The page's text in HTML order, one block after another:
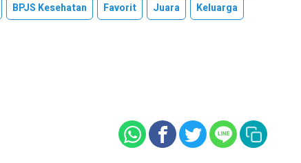
BPJS Kesehatan Favorit Juara
Keluarga